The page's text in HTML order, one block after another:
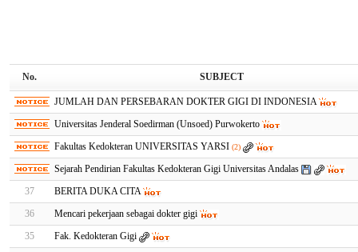
No. SUBJECT
JUMLAH DAN PERSEBARAN DOKTER GIGI DI INDONESIA
Universitas Jenderal Soedirman (Unsoed) Purwokerto
Fakultas Kedokteran UNIVERSITAS YARSI (2)
Sejarah Pendirian Fakultas Kedokteran Gigi Universitas Andalas
37
BERITA DUKA CITA
36
Mencari pekerjaan sebagai dokter gigi
35
Fak. Kedokteran Gigi